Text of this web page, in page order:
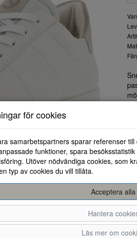
39 40 41
för cookies
samarbetspartners sparar referenser
funktioner, spara
Utöver nödvändiga cookies, som
typ av cookies du vill tillåta.
Acceptera alla
Hantera
Läs mer om